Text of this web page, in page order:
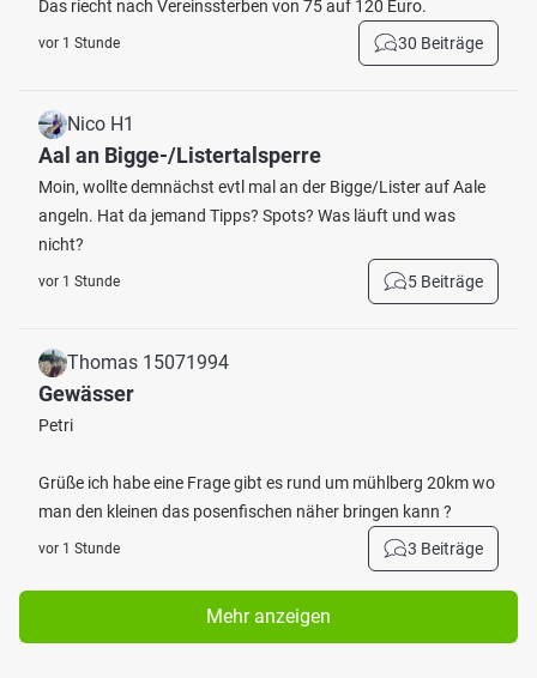
Das riecht nach Vereinssterben von 75 auf 120 Euro.
vor 1 Stunde 30 Beiträge
Nico H1
Aal an Bigge-/Listertalsperre
Moin, wollte demnächst evtl mal an der Bigge/Lister auf Aale
angeln. Hat da jemand Tipps? Spots? Was läuft und was
nicht?
vor 1 Stunde 5 Beiträge
Thomas 15071994
Gewässer
Petri
Grüße ich habe eine Frage gibt es rund um mühlberg 20km wo
man den kleinen das posenfischen näher bringen kann ?
vor 1 Stunde 3 Beiträge
Mehr anzeigen